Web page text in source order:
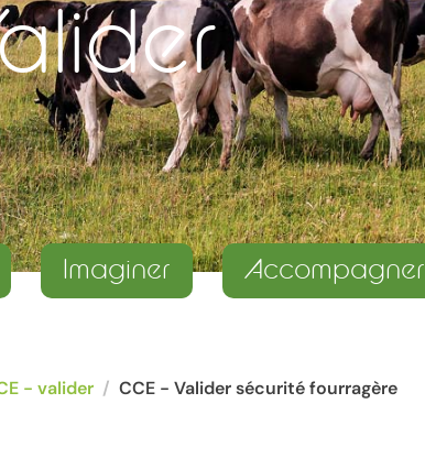
Imaginer Accompagner
- valider CCE - Valider sécurité fourragère